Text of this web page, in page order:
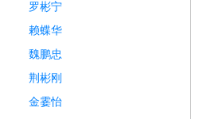
罗彬宁
赖蝶华
魏鹏忠
荆彬刚
金霎怡